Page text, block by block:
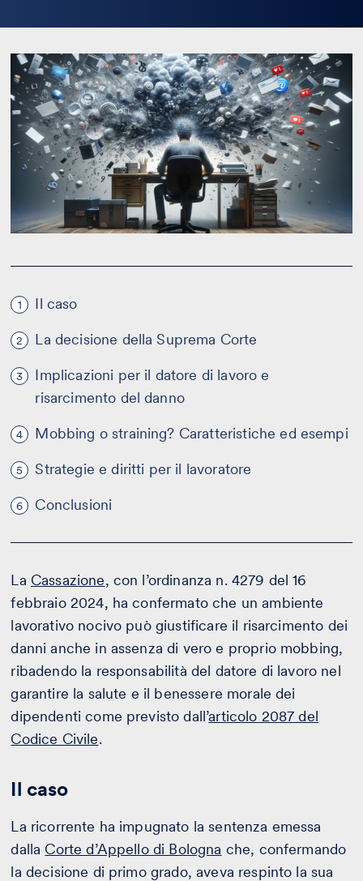
1 Il caso
2 La decisione della Suprema Corte
3
Implicazioni per il datore di lavoro e
risarcimento del danno
4 Mobbing o straining? Caratteristiche ed esempi
5 Strategie e diritti per il lavoratore
6 Conclusioni
La Cassazione, con l’ordinanza n. 4279 del 16
febbraio 2024, ha confermato che un ambiente
lavorativo nocivo può giustificare il risarcimento dei
danni anche in assenza di vero e proprio mobbing,
ribadendo la responsabilità del datore di lavoro nel
garantire la salute e il benessere morale dei
dipendenti come previsto dall’articolo 2087 del
Codice Civile.
Il caso
La ricorrente ha impugnato la sentenza emessa
dalla Corte d’Appello di Bologna che, confermando
la decisione di primo grado, aveva respinto la sua